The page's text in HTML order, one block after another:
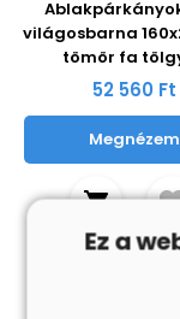
világosbarna
tömör fa
52 560 Ft
Megnézem
Ez a